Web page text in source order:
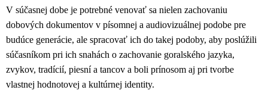
V súčasnej dobe je potrebné venovať sa nielen zachovaniu
dobových dokumentov v písomnej a audiovizuálnej podobe pre
budúce generácie, ale spracovať ich do takej podoby, aby poslúžili
súčasníkom pri ich snahách o zachovanie goralského jazyka,
zvykov, tradícií, piesní a tancov a boli prínosom aj pri tvorbe
vlastnej hodnotovej a kultúrnej identity.